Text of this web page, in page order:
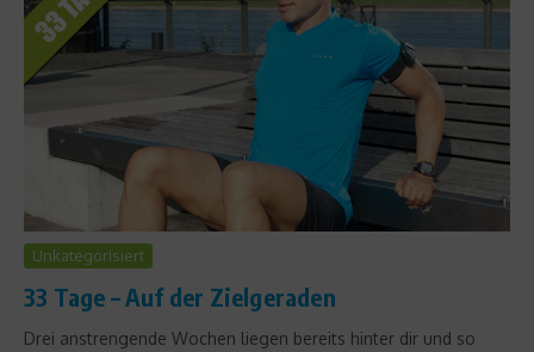
Unkategorisiert
33 Tage – Auf der Zielgeraden
Drei anstrengende Wochen liegen bereits hinter dir und so